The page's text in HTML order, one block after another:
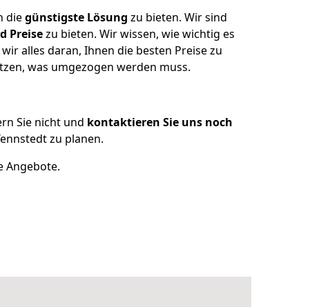
diegünstigste Lösung zu bieten. Wir sind
Preisezu bieten. Wir wissen, wie wichtig es
alles daran, Ihnen die besten Preise zu
was umgezogen werden muss.
Sie nicht und kontaktieren Sie uns noch
zu planen.
Angebote.